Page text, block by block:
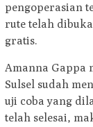
pengoperasian
rute telah
gratis.
Amanna Gappa
Sulsel sudah
uji coba yang
telah selesai,